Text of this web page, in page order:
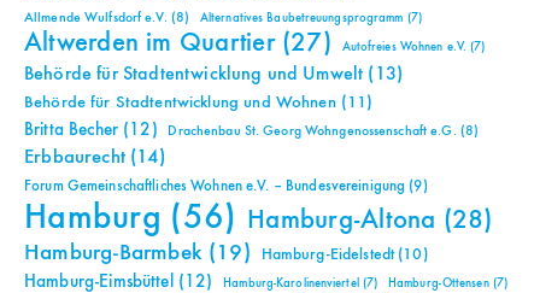
Allmende Wulfsdorf e.V. (8) Alternatives Baubetreuungsprogramm (7)
Altwerden im Quartier(27) Autofreies Wohnen e.V. (7)
Behörde für Stadtentwicklung und Umwelt (13)
Behörde für Stadtentwicklung und Wohnen(11)
Britta Becher(12) Drachenbau St. Georg Wohngenossenschaft e.G. (8)
Erbbaurecht(14)
Forum Gemeinschaftliches Wohnen e.V. – Bundesvereinigung (9)
Hamburg (56) Hamburg-Altona (28)
Hamburg-Barmbek (19) Hamburg-Eidelstedt(10)
Hamburg-Eimsbüttel (12) Hamburg-Karolinenviertel (7) Hamburg-Ottensen(7)